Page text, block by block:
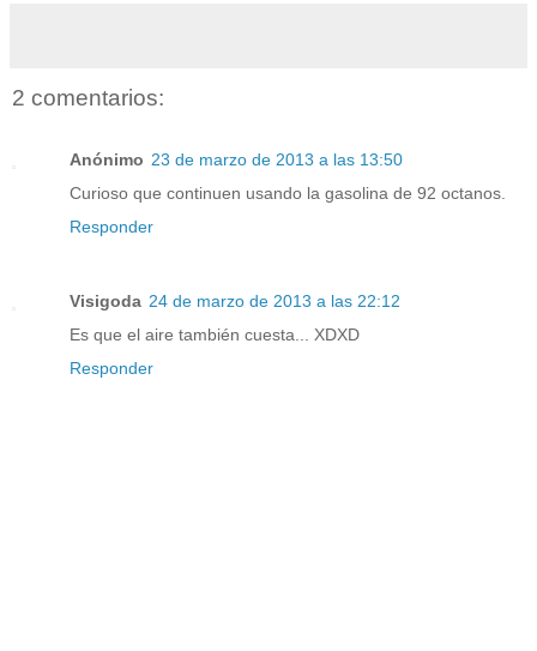
2 comentarios:
Anónimo 23 de marzo de 2013 a las 13:50
Curioso que continuen usando la gasolina de 92 octanos.
Responder
Visigoda 24 de marzo de 2013 a las 22:12
Es que el aire también cuesta... XDXD
Responder